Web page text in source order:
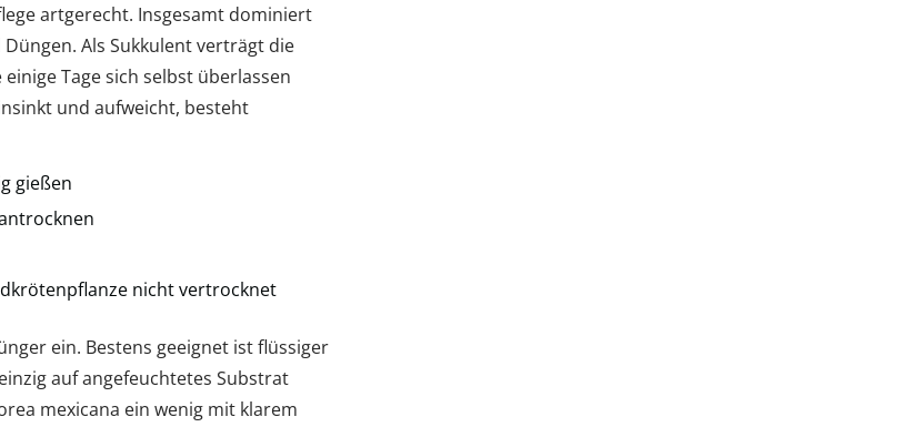
artgerecht. Insgesamt dominiert
Als Sukkulent verträgt die
Tage sich selbst überlassen
und aufweicht, besteht
gießen
nicht vertrocknet
ein. Bestens geeignet ist flüssiger
auf angefeuchtetes Substrat
mexicana ein wenig mit klarem